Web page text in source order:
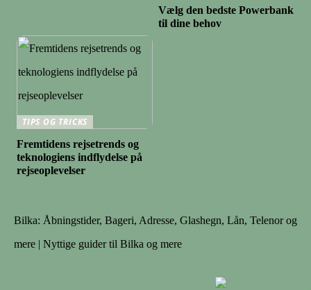
Vælg den bedste Powerbank
til dine behov
TIPS OG TRICKS
Fremtidens rejsetrends og
teknologiens indflydelse på
rejseoplevelser
Bilka: Åbningstider, Bageri, Adresse, Glashegn, Lån, Telenor og
mere | Nyttige guider til Bilka og mere